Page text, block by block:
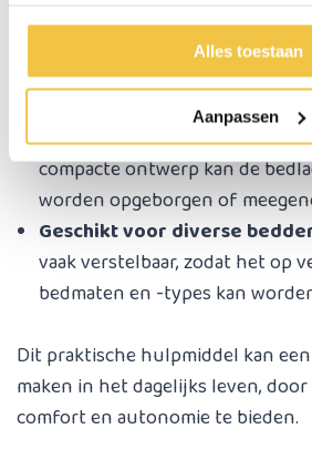
Alles toestaan
Aanpassen
Eenvoudig te installeren: De
gemakkelijk te bevestigen en
ingewikkelde montage.
Compact en draagbaar: Door
compacte ontwerp kan de
worden opgeborgen of
Geschikt voor diverse
vaak verstelbaar, zodat het op
bedmaten en -types kan
Dit praktische hulpmiddel kan
maken in het dagelijks leven,
comfort en autonomie te bieden.